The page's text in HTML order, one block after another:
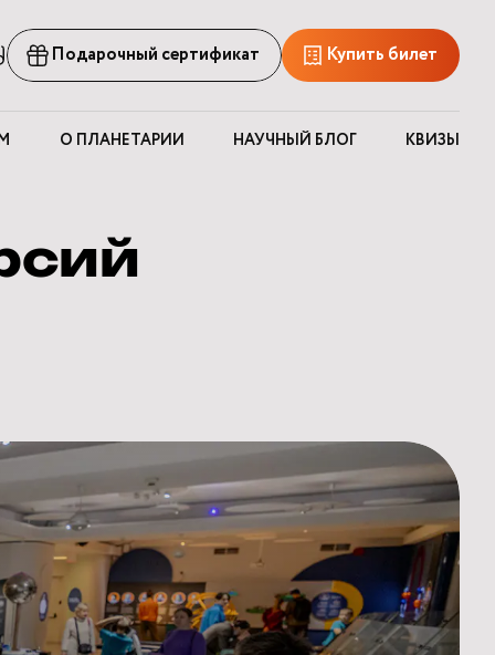
Подарочный сертификат Купить билет
О ПЛАНЕТАРИИ НАУЧНЫЙ БЛОГ КВИЗЫ